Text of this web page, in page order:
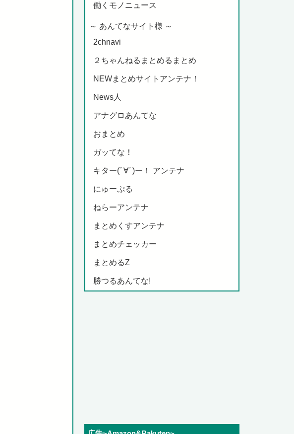
働くモノニュース
～ あんてなサイト様 ～
2chnavi
２ちゃんねるまとめるまとめ
NEWまとめサイトアンテナ！
News人
アナグロあんてな
おまとめ
ガッてな！
キター(ﾟ∀ﾟ)ー！ アンテナ
にゅーぷる
ねらーアンテナ
まとめくすアンテナ
まとめチェッカー
まとめるZ
勝つるあんてな!